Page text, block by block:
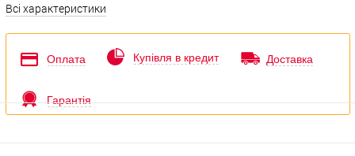
Всі характеристики
Оплата Купівля в кредит Доставка
Гарантія